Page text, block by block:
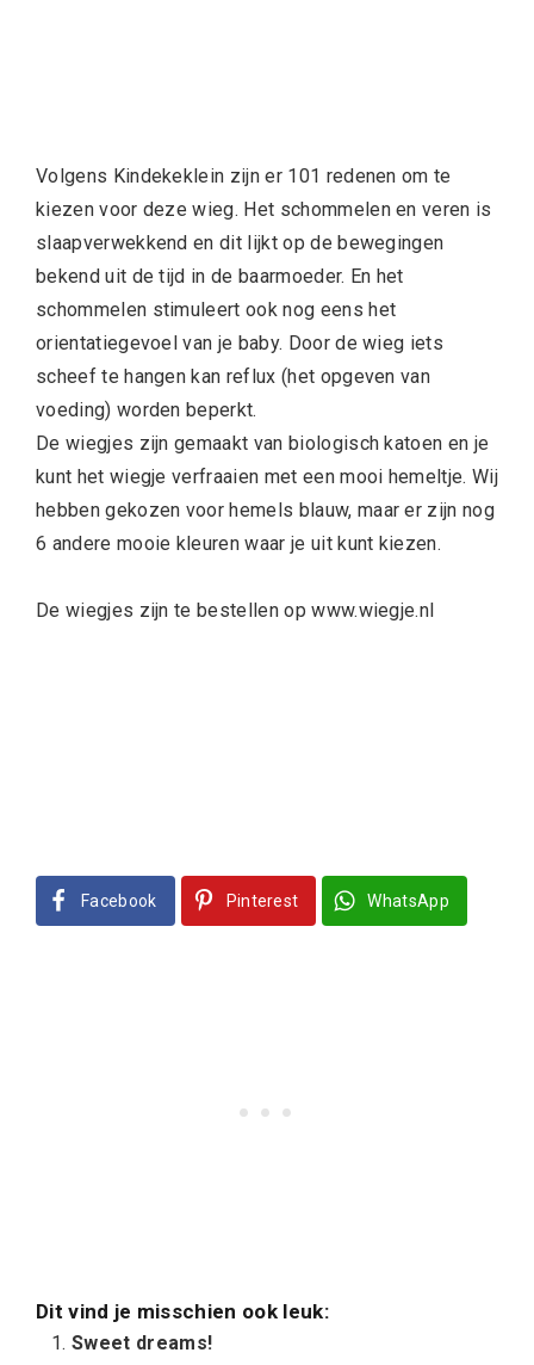
Volgens Kindekeklein zijn er 101 redenen om te
kiezen voor deze wieg. Het schommelen en veren is
slaapverwekkend en dit lijkt op de bewegingen
bekend uit de tijd in de baarmoeder. En het
schommelen stimuleert ook nog eens het
orientatiegevoel van je baby. Door de wieg iets
scheef te hangen kan reflux (het opgeven van
voeding) worden beperkt.
De wiegjes zijn gemaakt van biologisch katoen en je
kunt het wiegje verfraaien met een mooi hemeltje. Wij
hebben gekozen voor hemels blauw, maar er zijn nog
6 andere mooie kleuren waar je uit kunt kiezen.
De wiegjes zijn te bestellen op www.wiegje.nl
Facebook Pinterest WhatsApp
Dit vind je misschien ook leuk:
Sweet dreams!